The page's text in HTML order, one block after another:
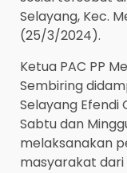
Selayang, Kec.
(25/3/2024).
Ketua PAC PP
Sembiring
Selayang
Sabtu dan
melaksanakan
masyarakat dari